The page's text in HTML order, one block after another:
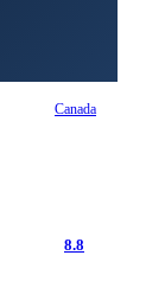
Canada
8.8